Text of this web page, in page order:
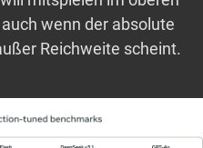
wenn der absolute
Reichweite scheint.